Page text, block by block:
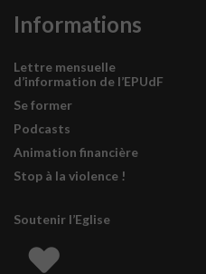
Informations
Lettre mensuelle
d’information de l’EPUdF
Se former
Podcasts
Animation financière
Stop à la violence !
Soutenir l’Eglise